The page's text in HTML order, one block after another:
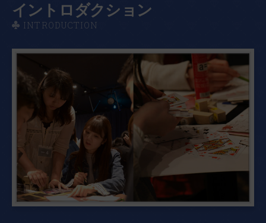
イントロダクション
INTRODUCTION